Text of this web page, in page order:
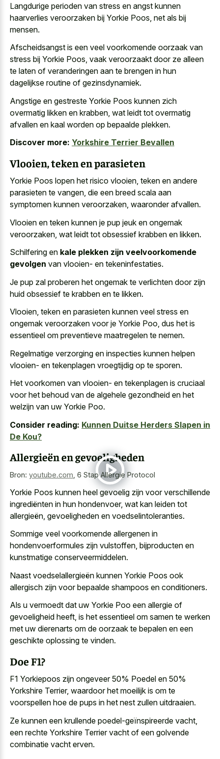
Langdurige perioden van stress en angst kunnen
haarverlies veroorzaken bij Yorkie Poos, net als bij
mensen.
Afscheidsangst is een veel voorkomende oorzaak van
stress bij Yorkie Poos, vaak veroorzaakt door ze alleen
te laten of veranderingen aan te brengen in hun
dagelijkse routine of gezinsdynamiek.
Angstige en gestreste Yorkie Poos kunnen zich
overmatig likken en krabben, wat leidt tot overmatig
afvallen en kaal worden op bepaalde plekken.
Discover more: Yorkshire Terrier Bevallen
Vlooien, teken en parasieten
Yorkie Poos lopen het risico vlooien, teken en andere
parasieten te vangen, die een breed scala aan
symptomen kunnen veroorzaken, waaronder afvallen.
Vlooien en teken kunnen je pup jeuk en ongemak
veroorzaken , wat leidt tot obsessief krabben en likken.
Schilfering en kale plekken zijn veelvoorkomende
gevolgen van vlooien- en tekeninfestaties.
Je pup zal proberen het ongemak te verlichten door zijn
huid obsessief te krabben en te likken.
Vlooien, teken en parasieten kunnen veel stress en
ongemak veroorzaken voor je Yorkie Poo, dus het is
essentieel om preventieve maatregelen te nemen.
Regelmatige verzorging en inspecties kunnen helpen
vlooien- en tekenplagen vroegtijdig op te sporen.
Het voorkomen van vlooien- en tekenplagen is cruciaal
voor het behoud van de algehele gezondheid en het
welzijn van uw Yorkie Poo.
Consider reading: Kunnen Duitse Herders Slapen in
De Kou?
Allergieën en gevoeligheden
Bron: youtube.com 6 Stap Allergie Protocol
Yorkie Poos kunnen heel gevoelig zijn voor verschillende
ingrediënten in hun hondenvoer, wat kan leiden tot
allergieën, gevoeligheden en voedselintoleranties.
Sommige veel voorkomende allergenen in
hondenvoerformules zijn vulstoffen, bijproducten en
kunstmatige conserveermiddelen.
Naast voedselallergieën kunnen Yorkie Poos ook
allergisch zijn voor bepaalde shampoos en conditioners.
Als u vermoedt dat uw Yorkie Poo een allergie of
gevoeligheid heeft, is het essentieel om samen te werken
met uw dierenarts om de oorzaak te bepalen en een
geschikte oplossing te vinden.
Doe F1?
F1 Yorkiepoos zijn ongeveer 50% Poedel en 50%
Yorkshire Terrier, waardoor het moeilijk is om te
voorspellen hoe de pups in het nest zullen uitdraaien.
Ze kunnen een krullende poedel-geïnspireerde vacht,
een rechte Yorkshire Terrier vacht of een golvende
combinatie vacht erven.